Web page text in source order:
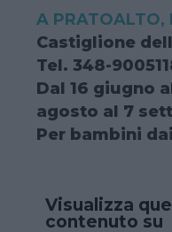
A PRATOALTO,
Castiglione
Tel. 348-
Dal 16 giugno
agosto al 7
Per bambini
Visualizza
contenuto su